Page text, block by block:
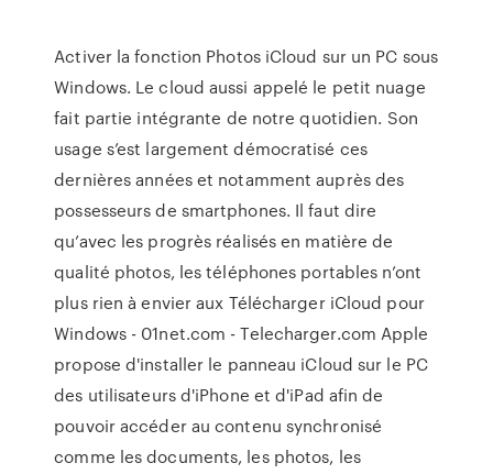
Activer la fonction Photos iCloud sur un PC sous
Windows. Le cloud aussi appelé le petit nuage
fait partie intégrante de notre quotidien. Son
usage s’est largement démocratisé ces
dernières années et notamment auprès des
possesseurs de smartphones. Il faut dire
qu’avec les progrès réalisés en matière de
qualité photos, les téléphones portables n’ont
plus rien à envier aux Télécharger iCloud pour
Windows - 01net.com - Telecharger.com Apple
propose d'installer le panneau iCloud sur le PC
des utilisateurs d'iPhone et d'iPad afin de
pouvoir accéder au contenu synchronisé
comme les documents, les photos, les